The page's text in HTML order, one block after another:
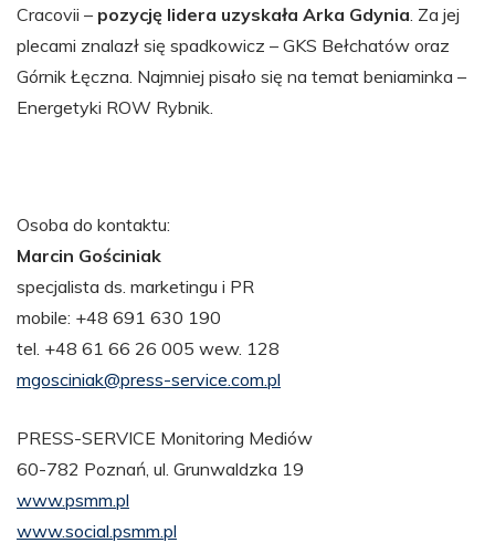
Cracovii – pozycję lidera uzyskała Arka Gdynia . Za jej
plecami znalazł się spadkowicz – GKS Bełchatów oraz
Górnik Łęczna. Najmniej pisało się na temat beniaminka –
Energetyki ROW Rybnik.
Osoba do kontaktu:
Marcin Gościniak
specjalista ds. marketingu i PR
mobile: +48 691 630 190
tel. +48 61 66 26 005 wew. 128
mgosciniak@press-service.com.pl
PRESS-SERVICE Monitoring Mediów
60-782 Poznań, ul. Grunwaldzka 19
www.psmm.pl
www.social.psmm.pl